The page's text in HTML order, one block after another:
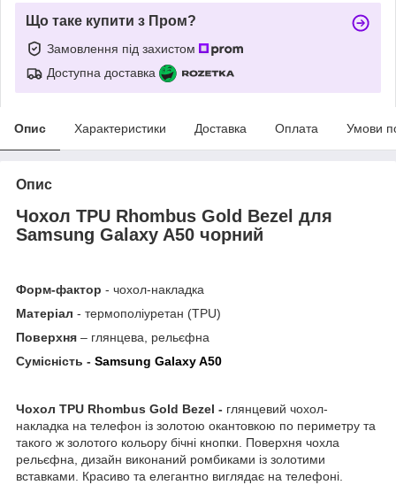
Що таке купити з Пром?
Замовлення під захистом
Доступна доставка
Опис Характеристики Доставка Оплата Умови
Опис
Чохол TPU Rhombus Gold Bezel для
Samsung Galaxy A50 чорний
Форм-фактор - чохол-накладка
Матеріал - термополіуретан (TPU)
Поверхня – глянцева, рельєфна
Сумісність - Samsung Galaxy A50
Чохол TPU Rhombus Gold Bezel - глянцевий чохол-
накладка на телефон із золотою окантовкою по периметру та
такого ж золотого кольору бічні кнопки. Поверхня чохла
рельєфна, дизайн виконаний ромбиками із золотими
вставками. Красиво та елегантно виглядає на телефоні.